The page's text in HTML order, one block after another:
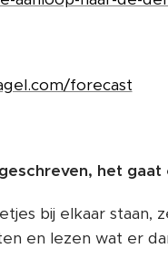
forecast
het gaat
bij elkaar staan,
en lezen wat er